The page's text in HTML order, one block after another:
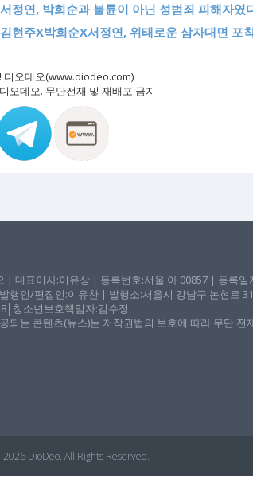
서정연, 박희순과 불륜이 아닌 성범죄 피해자였
김현주X박희순X서정연, 위태로운 삼자대면 포
디오데오(www.diodeo.com)
오데오. 무단전재 및 재배포 금지
| 대표이사:이유상 | 등록번호:서울 아 00857 | 등록일
행인/편집인:이유찬 | 발행소:서울시 강남구 논현로
청소년보호책임자:김수정
되는 콘텐츠(뉴스)는 저작권법의 보호에 따라 무단 전
DioDeo. All Rights Reserved.